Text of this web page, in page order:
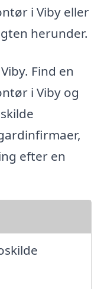
i Viby eller
herunder.
Find en
i Viby og
efter en